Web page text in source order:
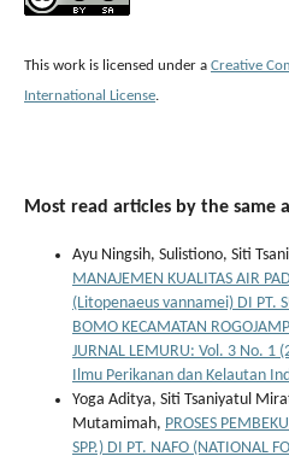
This work is licensed under a Creative
International License.
Most read articles by the same
Ayu Ningsih, Sulistiono, Siti
MANAJEMEN KUALITAS AIR
(Litopenaeus vannamei) DI PT.
BOMO KECAMATAN
JURNAL LEMURU: Vol. 3 No. 1
Ilmu Perikanan dan Kelautan
Yoga Aditya, Siti Tsaniyatul
Mutamimah, PROSES
SPP.) DI PT. NAFO (NATIONAL